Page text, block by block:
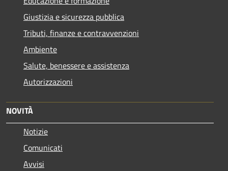
Giustizia e sicurezza pubblica
Tributi, finanze e contravvenzioni
Ambiente
Salute, benessere e assistenza
Autorizzazioni
NOVITÀ
Notizie
Comunicati
Avvisi